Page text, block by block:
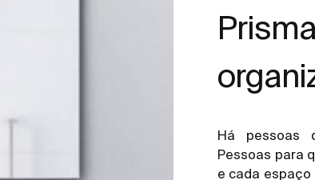
Há pessoas
Pessoas para
e cada espaço